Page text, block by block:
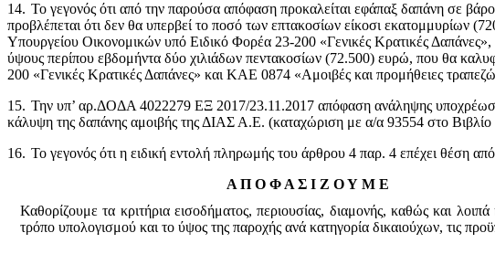
14. Το γεγονός ότι από την παρούσα απόφαση προκαλείται εφάπαξ δαπάνη σε
προβλέπεται ότι δεν θα υπερβεί το ποσό των επτακοσίων είκοσι εκατομμυρίων
Υπουργείου Οικονομικών υπό Ειδικό Φορέα 23-200 «Γενικές Κρατικές
ύψους περίπου εβδομήντα δύο χιλιάδων πεντακοσίων (72.500) ευρώ, που θα
200 «Γενικές Κρατικές Δαπάνες» και ΚΑΕ 0874 «Αμοιβές και προμήθειες
15. Την υπ’ αρ.ΔΟΔΑ 4022279 ΕΞ 2017/23.11.2017 απόφαση ανάληψης
κάλυψη της δαπάνης αμοιβής της ΔΙΑΣ Α.Ε. (καταχώριση με α/α 93554 στο
16. Το γεγονός ότι η ειδική εντολή πληρωμής του άρθρου 4 παρ. 4 επέχει θέση
Α Π Ο Φ Α Σ Ι Ζ Ο Υ Μ Ε
Καθορίζουμε τα κριτήρια εισοδήματος, περιουσίας, διαμονής, καθώς και
τρόπο υπολογισμού και το ύψος της παροχής ανά κατηγορία δικαιούχων, τις